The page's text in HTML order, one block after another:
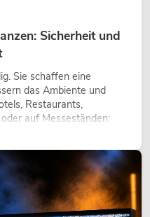
Sicherheit und
Sie schaffen eine
das Ambiente und
Restaurants,
auf Messeständen:
heute längst zum